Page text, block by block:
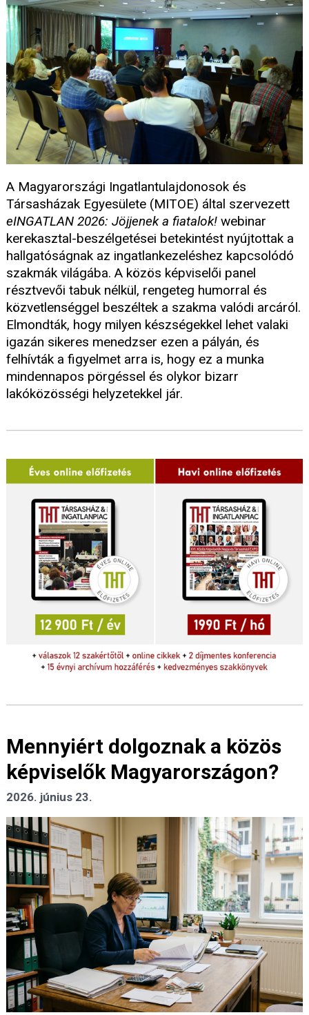
A Magyarországi Ingatlantulajdonosok és
Társasházak Egyesülete (MITOE) által szervezett
eINGATLAN 2026: Jöjjenek a fiatalok! webinar
kerekasztal-beszélgetései betekintést nyújtottak a
hallgatóságnak az ingatlankezeléshez kapcsolódó
szakmák világába. A közös képviselői panel
résztvevői tabuk nélkül, rengeteg humorral és
közvetlenséggel beszéltek a szakma valódi arcáról.
Elmondták, hogy milyen készségekkel lehet valaki
igazán sikeres menedzser ezen a pályán, és
felhívták a figyelmet arra is, hogy ez a munka
mindennapos pörgéssel és olykor bizarr
lakóközösségi helyzetekkel jár.
Mennyiért dolgoznak a közös
képviselők Magyarországon?
2026. június 23.